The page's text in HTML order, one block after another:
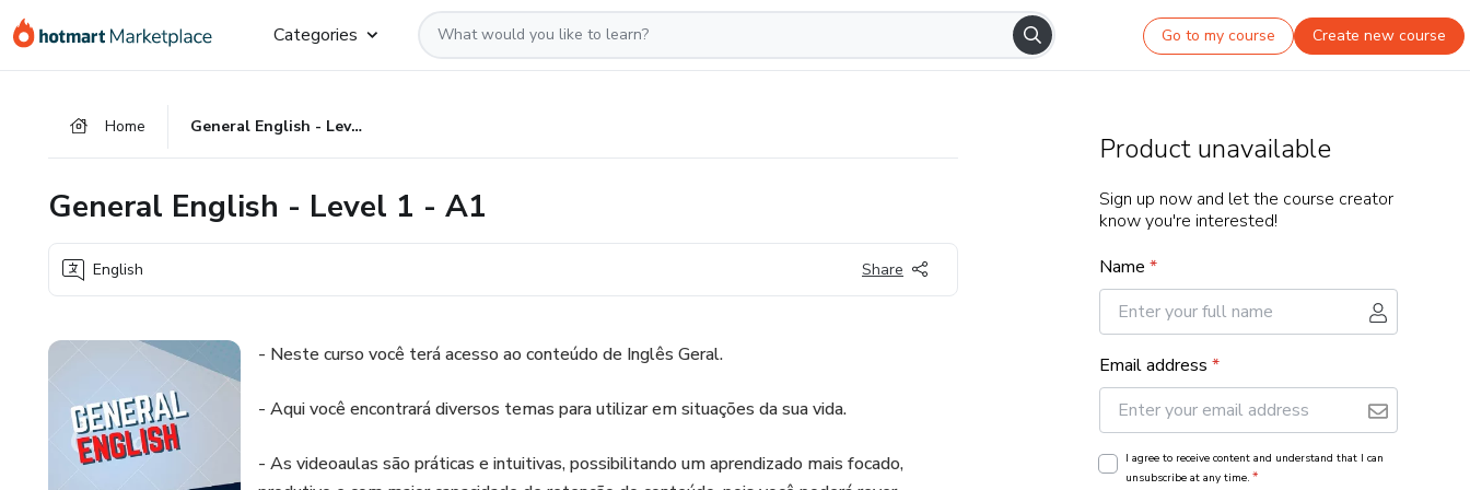
Go
Go
Go
Categories Go to my course Create new course
Home General English - Level 1 - A1
General English - Level 1 - A1
English Share
- Neste curso você terá acesso ao conteúdo de Inglês Geral.
- Aqui você encontrará diversos temas para utilizar em situações da sua vida.
- As videoaulas são práticas e intuitivas, possibilitando um aprendizado mais focado,
Product unavailable
Sign up now and let the course creator
know you're interested!
Name *
Email address *
I agree to receive content and understand that I can
unsubscribe at any time. *